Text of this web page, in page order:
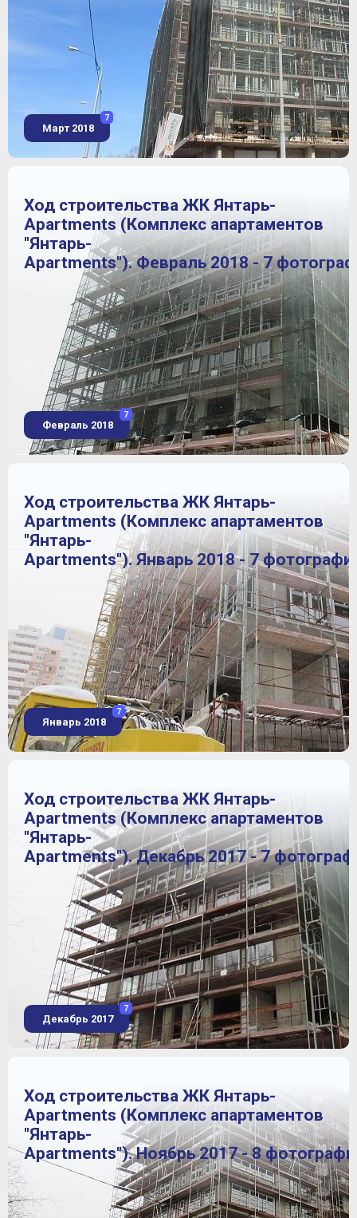
Март 2018
7
Ход строительства ЖК Янтарь-
Apartments (Комплекс апартаментов
"Янтарь-
Apartments"). Февраль 2018 - 7
Февраль 2018
7
Ход строительства ЖК Янтарь-
Apartments (Комплекс апартаментов
"Янтарь-
Apartments"). Январь 2018 - 7
Январь 2018
7
Ход строительства ЖК Янтарь-
Apartments (Комплекс апартаментов
"Янтарь-
Apartments"). Декабрь 2017 - 7
Декабрь 2017
7
Ход строительства ЖК Янтарь-
Apartments (Комплекс апартаментов
"Янтарь-
Apartments"). Ноябрь 2017 - 8